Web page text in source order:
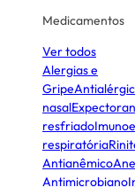
Medicamentos
Ver todos
Alergias e
Gripe
nasal
resfriado
respiratória
Antianêmico
Antimicrobiano